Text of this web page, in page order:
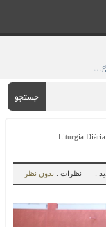
» Liturgia Diária São Miguel, São Gabriel E São Rafael, Quinta-feira 29 09
جستجو
Liturgia Diária
: نظرات : بدون نظر